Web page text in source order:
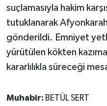
suçlamasıyla hakim
tutuklanarak
gönderildi. Emniyet
yürütülen kökten
kararlılıkla süreceği
Muhabir: BETÜL SERT